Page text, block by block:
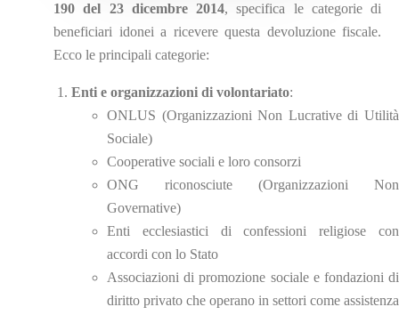
190 del 23 dicembre 2014, specifica le categorie di
beneficiari idonei a ricevere questa devoluzione fiscale.
Ecco le principali categorie:
Enti e organizzazioni di volontariato:
ONLUS (Organizzazioni Non Lucrative di Utilità
Sociale)
Cooperative sociali e loro consorzi
ONG riconosciute (Organizzazioni Non
Governative)
Enti ecclesiastici di confessioni religiose con
accordi con lo Stato
Associazioni di promozione sociale e fondazioni di
diritto privato che operano in settori come assistenza